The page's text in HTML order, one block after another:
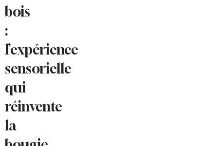
bois
:
l’expérience
sensorielle
qui
réinvente
la